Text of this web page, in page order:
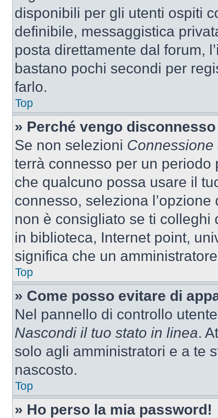
disponibili per gli utenti ospiti
definibile, messaggistica
posta direttamente dal forum,
bastano pochi secondi per
farlo.
Top
» Perché vengo
Se non selezioni
terrà connesso per un
che qualcuno possa usare il
connesso, seleziona
non è consigliato se ti
in biblioteca, Internet point,
significa che un
Top
» Come posso evitare di
Nel pannello di controllo
Nascondi il tuo stato in linea.
solo agli amministratori e a te
nascosto.
Top
» Ho perso la mia password!